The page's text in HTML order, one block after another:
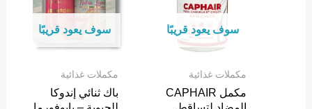
سوف يعود قريبًا
مكملات غذائية
مكمل CAPHAIR
سوف يعود قريبًا
مكملات غذائية
باك ثنائي إندوكا